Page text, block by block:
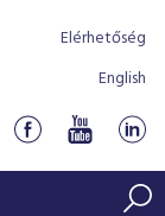
Elérhetőség
English